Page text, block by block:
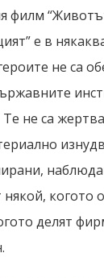
филм
е в
не са
Те не са
когото
делят